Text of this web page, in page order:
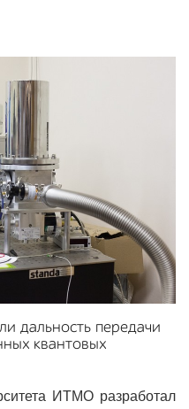
дальность передачи
квантовых
ИТМО разработал